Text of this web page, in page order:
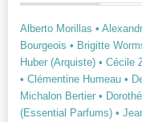
Alberto Morillas •
Bourgeois • Brigitte
Huber (Arquiste) • Cécile
• Clémentine Humeau •
Michalon Bertier •
(Essential Parfums) •